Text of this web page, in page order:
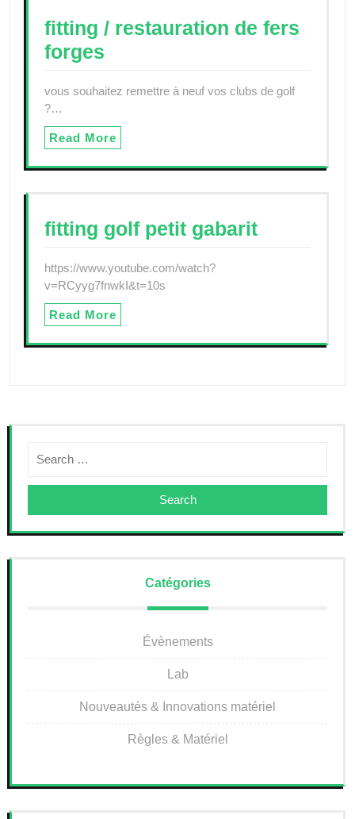
fitting / restauration de fers
forges
vous souhaitez remettre à neuf vos clubs de golf
?…
Read More
fitting golf petit gabarit
https://www.youtube.com/watch?
v=RCyyg7fnwkI&t=10s
Read More
Search
Catégories
Évènements
Lab
Nouveautés & Innovations matériel
Règles & Matériel